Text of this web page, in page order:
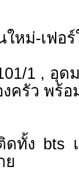
-เฟอร์
1 , อุด
ครัว พร้
ดทั้ง bts
ย